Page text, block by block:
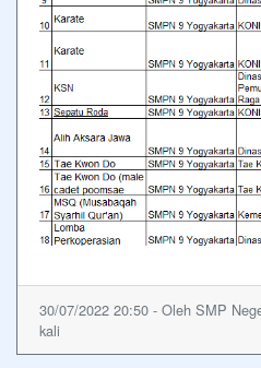
30/07/2022 20:50 - Oleh SMP
kali